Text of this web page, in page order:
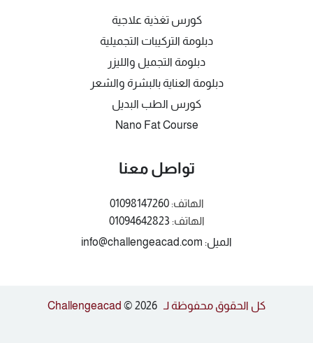
كورس تغذية علاجية
دبلومة التركيبات التجميلية
دبلومة التجميل والليزر
دبلومة العناية بالبشرة والشعر
كورس الطب البديل
Nano Fat Course
تواصل معنا
الهاتف:01098147260
الهاتف: 01094642823
الميل: info@challengeacad.com
كل الحقوق محفوظة لـ Challengeacad © 2026